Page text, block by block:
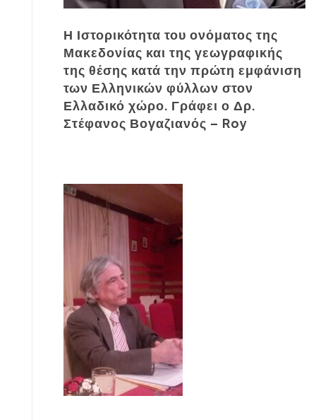
Η Ιστορικότητα του ονόματος της
Μακεδονίας και της γεωγραφικής
της θέσης κατά την πρώτη εμφάνιση
των Ελληνικών φύλλων στον
Ελλαδικό χώρο. Γράφει ο Δρ.
Στέφανος Βογαζιανός – Roy